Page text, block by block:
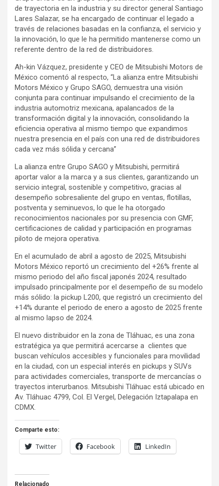
de trayectoria en la industria y su director general Santiago
Lares Salazar, se ha encargado de continuar el legado a
través de relaciones basadas en la confianza, el servicio y
la innovación, lo que le ha permitido mantenerse como un
referente dentro de la red de distribuidores.
Ah-kin Vázquez, presidente y CEO de Mitsubishi Motors de
México comentó al respecto, “La alianza entre Mitsubishi
Motors México y Grupo SAGO, demuestra una visión
conjunta para continuar impulsando el crecimiento de la
industria automotriz mexicana, apalancados de la
transformación digital y la innovación, consolidando la
eficiencia operativa al mismo tiempo que expandimos
nuestra presencia en el país con una red de distribuidores
cada vez más sólida y cercana”
La alianza entre Grupo SAGO y Mitsubishi, permitirá
aportar valor a la marca y a sus clientes, garantizando un
servicio integral, sostenible y competitivo, gracias al
desempeño sobresaliente del grupo en ventas, flotillas,
postventa y seminuevos, lo que le ha otorgado
reconocimientos nacionales por su presencia con GMF,
certificaciones de calidad y participación en programas
piloto de mejora operativa.
En el acumulado de abril a agosto de 2025, Mitsubishi
Motors México reportó un crecimiento del +26% frente al
mismo periodo del año fiscal japonés 2024, resultado
impulsado principalmente por el desempeño de su modelo
más sólido: la pickup L200, que registró un crecimiento del
+14% durante el periodo de enero a agosto de 2025 frente
al mismo lapso de 2024.
El nuevo distribuidor en la zona de Tláhuac, es una zona
estratégica ya que permitirá acercarse a clientes que
buscan vehículos accesibles y funcionales para movilidad
en la ciudad, con un especial interés en pickups y SUVs
para actividades comerciales, transporte de mercancías o
trayectos interurbanos. Mitsubishi Tláhuac está ubicado en
Av. Tláhuac 4799, Col. El Vergel, Delegación Iztapalapa en
CDMX.
Comparte esto:
Twitter Facebook LinkedIn
Relacionado